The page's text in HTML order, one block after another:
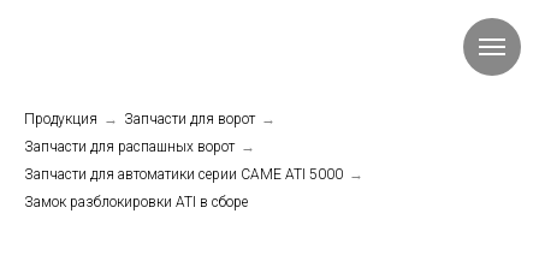
Продукция → Запчасти для ворот →
Запчасти для распашных ворот →
Запчасти для автоматики серии CAME ATI 5000 →
Замок разблокировки ATI в сборе